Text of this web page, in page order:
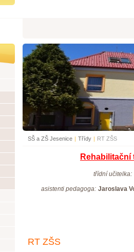
SŠ a ZŠ Jesenice | Třídy | RT ZŠS
třídní učitelka:
asistenti pedagoga: Jaroslava
RT ZŠS